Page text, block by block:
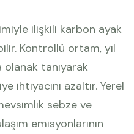
ilişkili karbon ayak
Kontrollü ortam, yıl
olanak tanıyarak
ihtiyacını azaltır. Yerel
sebze ve
emisyonlarının